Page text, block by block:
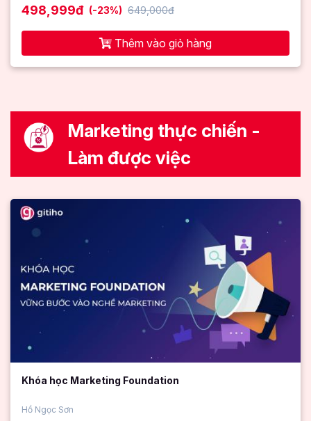
498,999đ (-23%) 649,000đ
Thêm vào giỏ hàng
Marketing thực chiến -
Làm được việc
Khóa học Marketing Foundation
Hồ Ngọc Sơn